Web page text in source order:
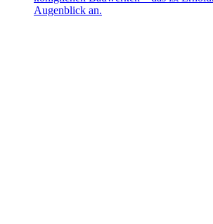
Augenblick an.